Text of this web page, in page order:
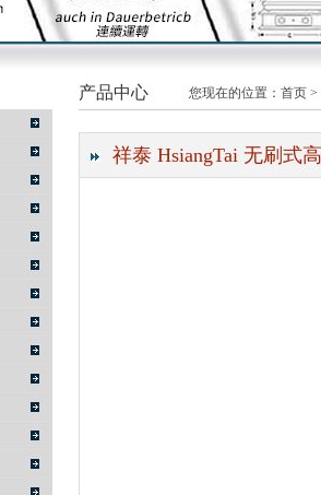
产品中心 您现在的位置： 首页 >
祥泰 HsiangTai 无刷式